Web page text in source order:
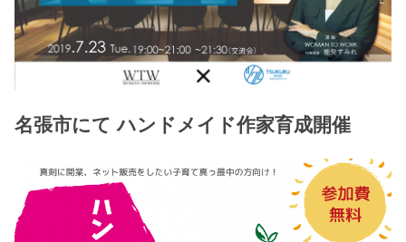
名張市にて ハンドメイド作家育成開催